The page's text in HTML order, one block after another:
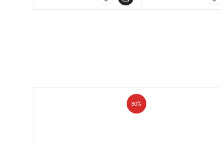
30%